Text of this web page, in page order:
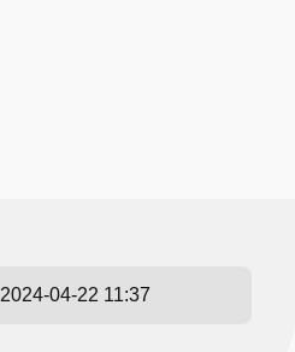
2024-04-22 11:37